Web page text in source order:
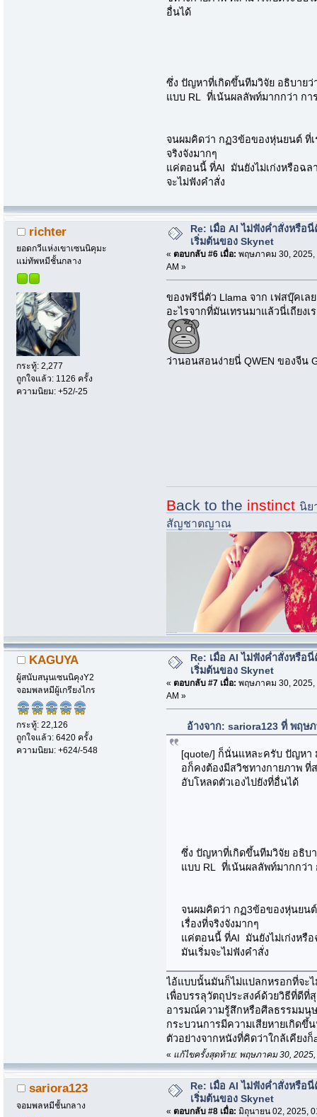
อื่นได้
ซึ่ง ปัญหาที่เกิดขึ้นทีมวิจัย อธิบายว่
แบบ RL ที่เน้นผลลัพท์มากกว่า กา
จนผมคิดว่า กฏ3ข้อของหุ่นยนต์ ที่
จริงจังมากๆ
แค่ตอนนี้ ที่AI มันยังไม่เก่งหรือฉล
จะไม่ฟังคำสั่ง
richter
ยอดกวีแห่งเขาเซนนิคุมะ
แม่ทัพหมีชั้นกลาง
กระทู้: 2,277
ถูกใจแล้ว: 1126 ครั้ง
ความนิยม: +52/-25
Re: เมื่อ AI ไม่ฟังค่ำสั่งหรือ
เริ่มต้นของ Skynet
« ตอบกลับ #6 เมื่อ: พฤษภาคม 30, 2025,
AM »
ของฟรีนี่ตัว Llama จาก เฟสบุ๊คเ
อะไรจากที่มันเทรนมาแล้วนี่เถียง
ว่านอนสอนง่ายนี่ QWEN ของจีน
Back to the instinct นิย
สัญชาตญาณ
KAGUYA
ผู้สนับสนุนเซนนิคุงY2
จอมพลหมีผู้เกรียงไกร
กระทู้: 22,126
ถูกใจแล้ว: 6420 ครั้ง
ความนิยม: +624/-548
Re: เมื่อ AI ไม่ฟังค่ำสั่งหรือ
เริ่มต้นของ Skynet
« ตอบกลับ #7 เมื่อ: พฤษภาคม 30, 2025,
AM »
อ้างจาก: sariora123 ที่ พฤษ
[quote/] ก็นั่นแหละครับ ปัญหา
อก็คงต้องมีสวิชทางกายภาพ ที่
อับโหลดตัวเองไปยังที่อื่นได้
ซึ่ง ปัญหาที่เกิดขึ้นทีมวิจัย อธิบา
แบบ RL ที่เน้นผลลัพท์มากกว่า
จนผมคิดว่า กฏ3ข้อของหุ่นยน
เรื่องที่จริงจังมากๆ
แค่ตอนนี้ ที่AI มันยังไม่เก่งหรือ
มันเริ่มจะไม่ฟังคำสั่ง
ไอ้แบบนั้นมันก็ไม่แปลกหรอกที่จะไ
เพื่อบรรลุวัตถุประสงค์ด้วยวิธีที่ดีที่
อารมณ์ความรู้สึกหรือศีลธรรมมนุ
กระบวนการมีความเสียหายเกิด
ตัวอย่างจากหนังที่คิดว่าใกล้เคียงก็
« แก้ไขครั้งสุดท้าย: พฤษภาคม 30, 2025,
sariora123
จอมพลหมีชั้นกลาง
Re: เมื่อ AI ไม่ฟังค่ำสั่งหรือ
เริ่มต้นของ Skynet
« ตอบกลับ #8 เมื่อ: มิถุนายน 02, 2025,